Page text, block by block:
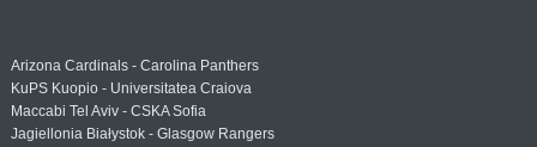
Arizona Cardinals - Carolina Panthers
KuPS Kuopio - Universitatea Craiova
Maccabi Tel Aviv - CSKA Sofia
Jagiellonia Białystok - Glasgow Rangers